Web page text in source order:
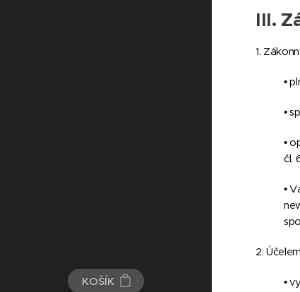
KOŠÍK
III.
1.
•
•
•
čl.
•
2.
•